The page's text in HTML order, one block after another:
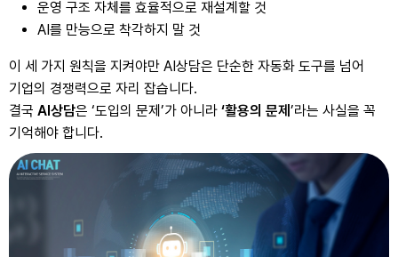
운영 구조 자체를 효율적으로 재설계할 것
AI를 만능으로 착각하지 말 것
이 세 가지 원칙을 지켜야만 AI상담은 단순한 자동화 도구를 넘어
기업의 경쟁력으로 자리 잡습니다.
결국 AI상담은 ‘도입의 문제’가 아니라 ‘활용의 문제 ’라는 사실을 꼭
기억해야 합니다.